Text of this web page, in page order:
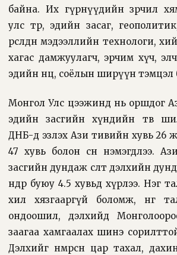
байна. Их гүрнүүдийн зөрчил
улс төр, эдийн засаг,
өрсөлдөөн мэдээллийн технологи,
хагас дамжуулагч, эрчим хүч,
эдийн нөөц, соёлын ширүүн тэмцэл
Монгол Улс цээжинд нь оршдог
эдийн засгийн хүндийн төв
ДНБ-д эзлэх Ази тивийн хувь 26
47 хувь болон өсөн нэмэгдлээ.
засгийн дундаж өсөлт дэлхийн
өндөр буюу 4.5 хувьд хүрлээ. Нэг
хил хязгааргүй боломж, нөгөө
ондоошил, дэлхийд
заагаа хамгаалах шинэ
Дэлхийг нөмөрсөн цар тахал,